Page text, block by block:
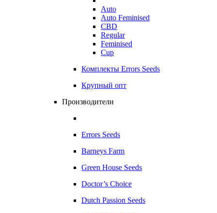
Auto
Auto Feminised
CBD
Regular
Feminised
Cup
Комплекты Errors Seeds
Крупный опт
Производители
Errors Seeds
Barneys Farm
Green House Seeds
Doctor’s Choice
Dutch Passion Seeds